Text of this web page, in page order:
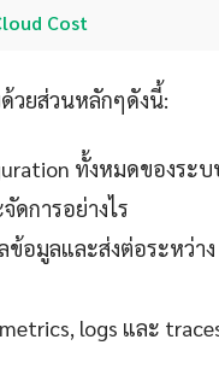
Cost
วยส่วนหลักๆดังนี้:
ทั้งหมดของระ
ดการอย่างไร
อมูลและส่งต่อระหว่าง
logs และ